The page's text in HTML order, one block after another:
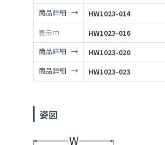
商品詳細
HW1023-014
表示中
HW1023-016
商品詳細
HW1023-020
商品詳細
HW1023-023
姿図